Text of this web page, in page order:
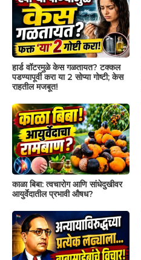
हार्ड वॉटरमुळे केस गळतायत? टक्कल
पडण्यापूर्वी करा या 2 सोप्या गोष्टी; केस
राहतील मजबूत!
काळा बिबा: त्वचारोग आणि सांधेदुखीवर
आयुर्वेदातील प्रभावी औषध?